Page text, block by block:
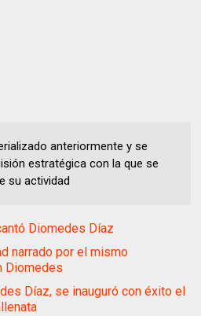
anteriormente y se
estratégica con la que se
su actividad
Diomedes Díaz
narrado por el mismo
Diomedes
Díaz, se inauguró con éxito el